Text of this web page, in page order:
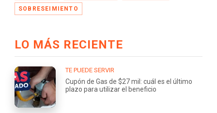
SOBRESEIMIENTO
LO MÁS RECIENTE
TE PUEDE SERVIR
Cupón de Gas de $27 mil: cuál es el último
plazo para utilizar el beneficio